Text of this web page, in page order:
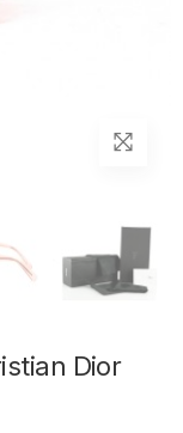
Dior